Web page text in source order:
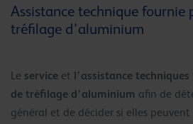
Assistance technique fournie
tréfilage d’aluminium
Le service et l’assistance techniques
de tréfilage d’aluminium afin de
général et de décider si elles